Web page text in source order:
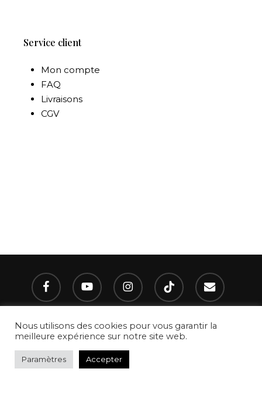
Service client
Mon compte
FAQ
Livraisons
CGV
facebook youtube instagram tiktok email
© 2021 - 2022 umanoïa. Tous droits réservés I Site réalisé par
umanoïa
Nous utilisons des cookies pour vous garantir la
meilleure expérience sur notre site web.
Paramètres Accepter